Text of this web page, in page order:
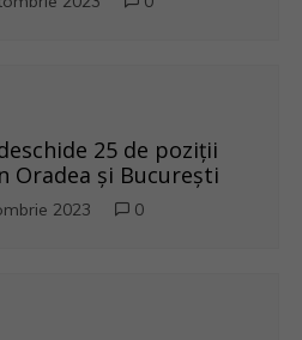
25 de poziții
Oradea și București
2023 0